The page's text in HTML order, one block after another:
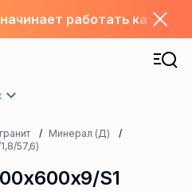
работать каждый
Минерал (Д)
57,6)
S1